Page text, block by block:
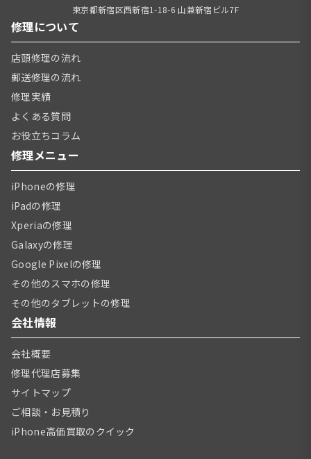
東京都新宿区西新宿1-18-6 山兼新宿ビル7F
修理について
店頭修理の流れ
郵送修理の流れ
修理実績
よくある質問
お役立ちコラム
修理メニュー
iPhoneの修理
iPadの修理
Xperiaの修理
Galaxyの修理
Google Pixelの修理
その他のスマホの修理
その他のタブレットの修理
会社情報
会社概要
修理代理店募集
サイトマップ
ご相談・お見積り
iPhone高価買取のクイック